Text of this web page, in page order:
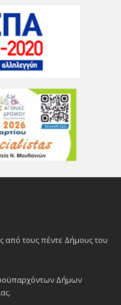
από τους πέντε Δήμους του
Δήμων